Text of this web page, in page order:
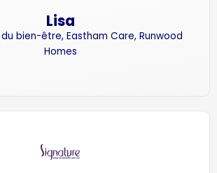
Lisa
bien-être, Eastham Care, Runwood
Homes